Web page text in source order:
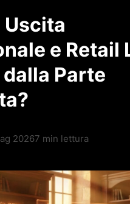
e Retail
Parte
20267 min lettura